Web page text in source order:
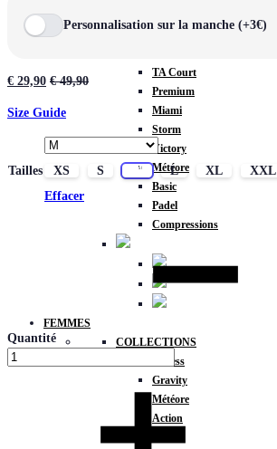
TA Court
Premium
Miami
Storm
Victory
Météore
Basic
Padel
Compressions
FEMMES
COLLECTIONS
Fitness
Gravity
Météore
Action
Personnalisation sur la manche (+3€)
€ 29,90 €49,90
Size Guide
Tailles XS S M L XL
XXL
Effacer
Quantité